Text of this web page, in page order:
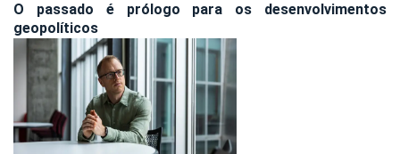
O passado é prólogo para os desenvolvimentos
geopolíticos